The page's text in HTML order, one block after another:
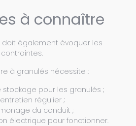
à connaître
doit également évoquer les
contraintes.
à granulés nécessite :
pour les granulés ;
régulier ;
du conduit ;
électrique pour fonctionner.